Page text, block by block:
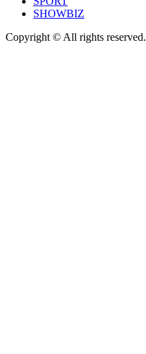
SHOWBIZ
Copyright © All rights reserved.